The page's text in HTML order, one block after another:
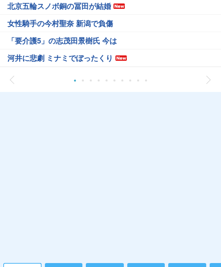
北京五輪スノボ銅の冨田が結婚
女性騎手の今村聖奈 新潟で負傷
「要介護5」の志茂田景樹氏 今は
河井に悲劇 ミナミでぼったくり